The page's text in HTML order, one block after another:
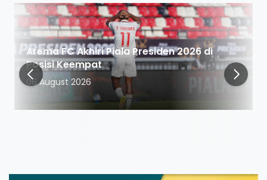
Arema FC Akhiri Piala Presiden 2026 di
Posisi Keempat
06 August 2026